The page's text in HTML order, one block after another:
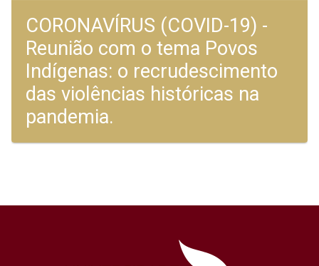
CORONAVÍRUS (COVID-19) -
Reunião com o tema Povos
Indígenas: o recrudescimento
das violências históricas na
pandemia.